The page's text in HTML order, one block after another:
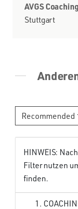
AVGS
Stuttgart
Recommended
HINWEIS:
Filter nutzen
finden.
1.